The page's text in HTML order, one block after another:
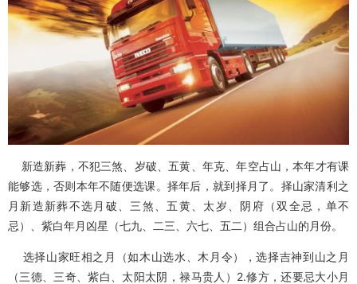
新造新葬，不犯三煞、岁破、五黄、年克、年空占山，本年才有课
能够选，否则本年不随便选课。择年后，就到择月了。择山家清利之
月新造新葬不选月破、三煞、五黄、太岁、阴府（双全忌，单不
忌）、紫白年月凶星（七九、二三、六七、五二）组合占山的月份。
选择山家旺相之月（如木山选水、木月令），选择吉神到山之月
（三德、三奇、紫白、太阳太阴，禄马贵人）2.修方，还要忌大小月